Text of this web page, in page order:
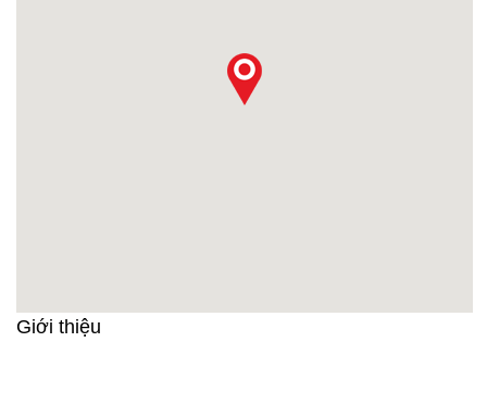
Giới thiệu